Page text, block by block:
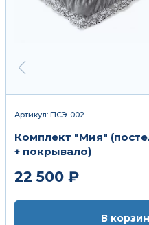
Артикул: ПСЭ-002
Комплект "Мия"
+ покрывало)
22 500 ₽
В